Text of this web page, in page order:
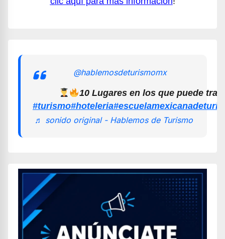
@hablemosdeturismomx
10 Lugares en los que puede
#turismo#hoteleria
♬ sonido original - Hablemos de Turismo